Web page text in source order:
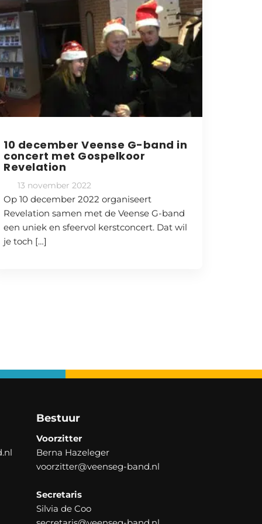
10 december Veense G-band in
concert met Gospelkoor
Revelation
13 november 2022
Op 10 december 2022 organiseert
Revelation samen met de Veense G-band
een uniek en sfeervol kerstconcert. Dat wil
je toch […]
Bestuur
Voorzitter
Berna Hazeleger
voorzitter@veenseg-band.nl
Secretaris
Silvia de Coo